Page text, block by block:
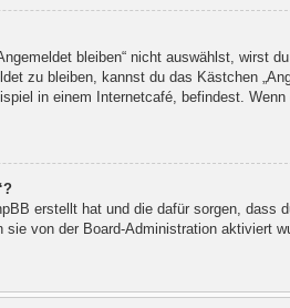
bleiben“ nicht auswählst, wirst
zu bleiben, kannst du das Kästchen
in einem Internetcafé, befindest.
erstellt hat und die dafür sorgen,
sie von der Board-Administration aktiviert